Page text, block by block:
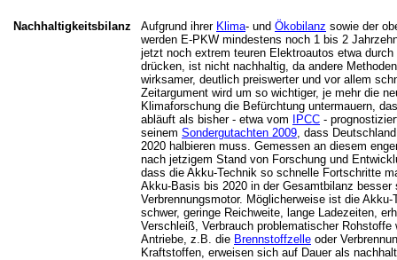
Nachhaltigkeitsbilanz Aufgrund ihrer Klima- und Ökobilanz sowie der
werden E-PKW mindestens noch 1 bis 2
jetzt noch extrem teuren Elektroautos etwa
drücken, ist nicht nachhaltig, da andere
wirksamer, deutlich preiswerter und vor allem
Zeitargument wird um so wichtiger, je mehr die
Klimaforschung die Befürchtung untermauern,
abläuft als bisher - etwa vom
IPCC -
seinem Sondergutachten 2009, dass
2020 halbieren muss. Gemessen an diesem
nach jetzigem Stand von Forschung und
dass die Akku-Technik so schnelle Fortschritte
Akku-Basis bis 2020 in der Gesamtbilanz
Verbrennungsmotor. Möglicherweise ist die
schwer, geringe Reichweite, lange Ladezeiten,
Verschleiß, Verbrauch problematischer
Antriebe, z.B. die Brennstoffzelle oder
Kraftstoffen, erweisen sich auf Dauer als